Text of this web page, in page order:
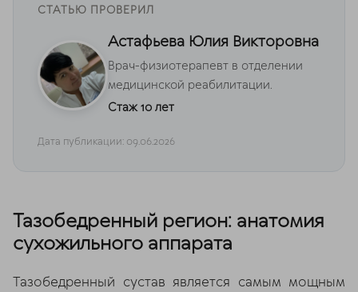
СТАТЬЮ ПРОВЕРИЛ
Астафьева Юлия Викторовна
Врач-физиотерапевт в отделении
медицинской реабилитации.
Стаж 10 лет
Дата публикации: 09.06.2026
Тазобедренный регион: анатомия
сухожильного аппарата
Тазобедренный сустав является самым мощным